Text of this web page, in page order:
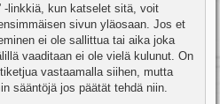
-linkkiä, kun katselet sitä, voit
sivun yläosaan. Jos et
ei ole sallittua tai aika joka
vaaditaan ei ole vielä kulunut. On
vastaamalla siihen, mutta
sääntöjä jos päätät tehdä niin.